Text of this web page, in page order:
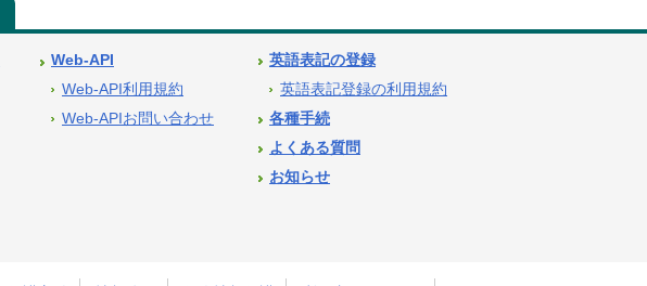
Web-API
Web-API利用規約
Web-APIお問い合わせ
英語表記の登録
英語表記登録の利用規約
各種手続
よくある質問
お知らせ